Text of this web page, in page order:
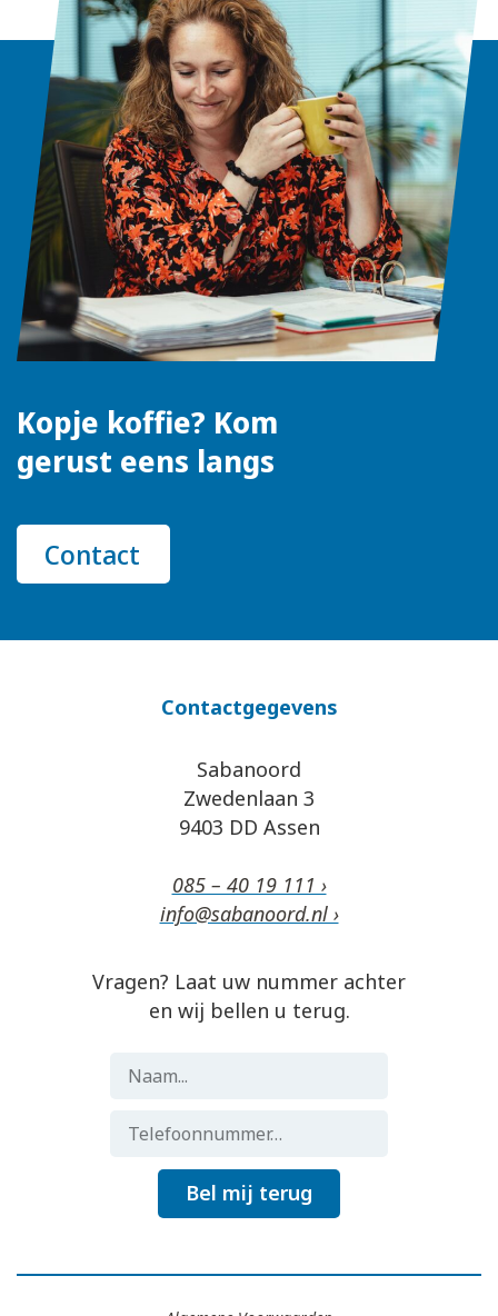
Kopje koffie? Kom
gerust eens langs
Contact
Contactgegevens
Sabanoord
Zwedenlaan 3
9403 DD Assen
085 – 40 19 111 ›
info@sabanoord.nl ›
Vragen? Laat uw nummer achter
en wij bellen u terug.
Bel mij terug